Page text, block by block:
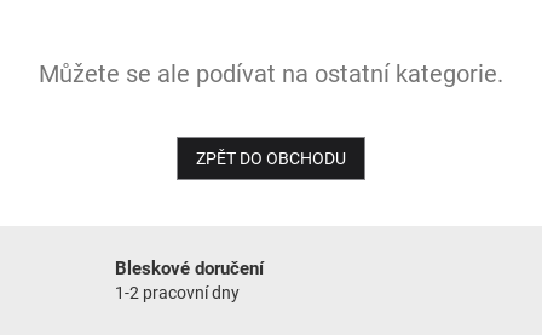
Můžete se ale podívat na ostatní kategorie.
ZPĚT DO OBCHODU
Bleskové doručení
1-2 pracovní dny